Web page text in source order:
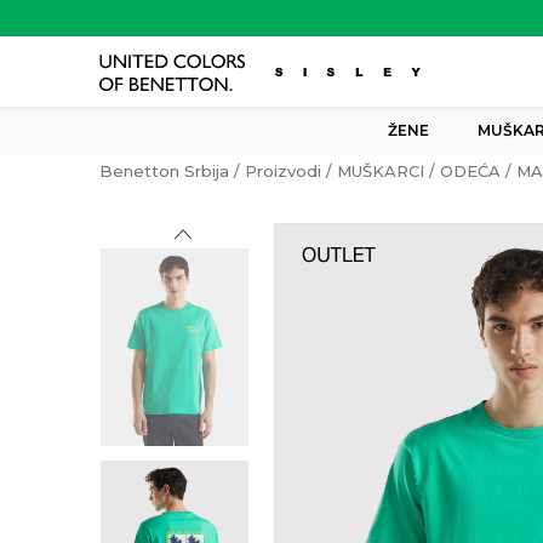
ŽENE
Benetton Srbija Proizvodi MUŠKARCI ODEĆA